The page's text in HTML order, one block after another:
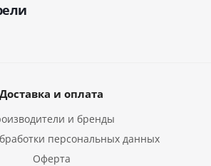
Доставка и оплата
и бренды
персональных данных
Оферта